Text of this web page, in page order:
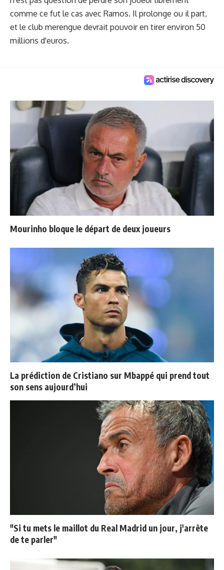
comme ce fut le cas avec Ramos. Il prolonge ou il part,
et le club merengue devrait pouvoir en tirer environ 50
millions d'euros.
Mourinho bloque le départ de deux joueurs
La prédiction de Cristiano sur Mbappé qui prend tout
son sens aujourd’hui
"Si tu mets le maillot du Real Madrid un jour, j'arrête
de te parler"